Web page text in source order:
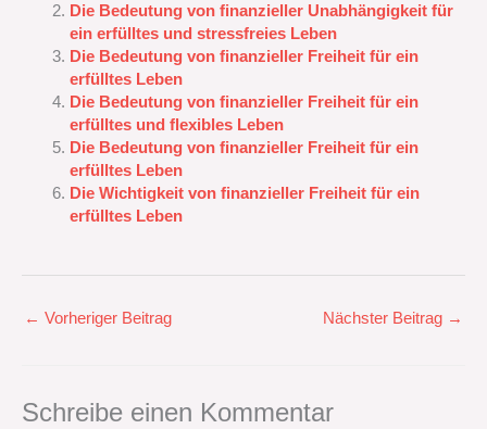
Die Bedeutung von finanzieller Unabhängigkeit für
ein erfülltes und stressfreies Leben
Die Bedeutung von finanzieller Freiheit für ein
erfülltes Leben
Die Bedeutung von finanzieller Freiheit für ein
erfülltes und flexibles Leben
Die Bedeutung von finanzieller Freiheit für ein
erfülltes Leben
Die Wichtigkeit von finanzieller Freiheit für ein
erfülltes Leben
← Vorheriger Beitrag Nächster Beitrag →
Schreibe einen Kommentar